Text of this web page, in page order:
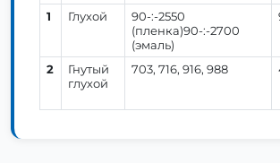
1
Глухой
90-:-2550
(пленка)90-:-2700
(эмаль)
2
Гнутый
глухой
703, 716, 916, 988